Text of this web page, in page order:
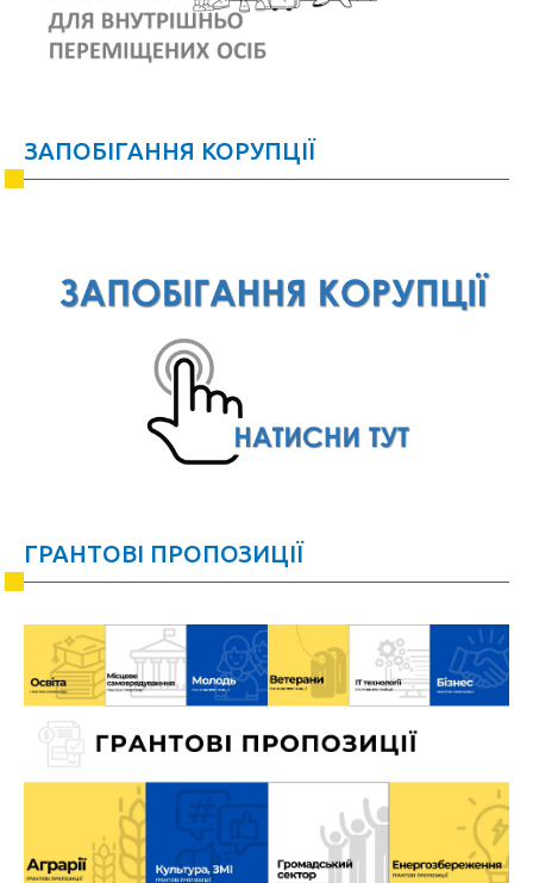
ЗАПОБІГАННЯ КОРУПЦІЇ
ГРАНТОВІ ПРОПОЗИЦІЇ